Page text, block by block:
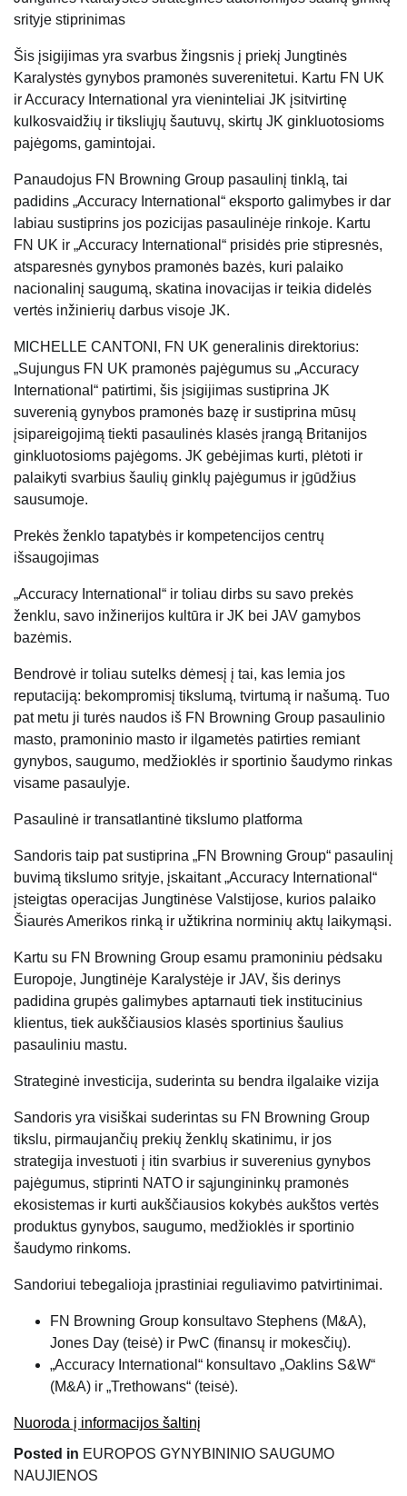
srityje stiprinimas
Šis įsigijimas yra svarbus žingsnis į priekį Jungtinės
Karalystės gynybos pramonės suverenitetui. Kartu FN UK
ir Accuracy International yra vieninteliai JK įsitvirtinę
kulkosvaidžių ir tiksliųjų šautuvų, skirtų JK ginkluotosioms
pajėgoms, gamintojai.
Panaudojus FN Browning Group pasaulinį tinklą, tai
padidins „Accuracy International“ eksporto galimybes ir dar
labiau sustiprins jos pozicijas pasaulinėje rinkoje. Kartu
FN UK ir „Accuracy International“ prisidės prie stipresnės,
atsparesnės gynybos pramonės bazės, kuri palaiko
nacionalinį saugumą, skatina inovacijas ir teikia didelės
vertės inžinierių darbus visoje JK.
MICHELLE CANTONI, FN UK generalinis direktorius:
„Sujungus FN UK pramonės pajėgumus su „Accuracy
International“ patirtimi, šis įsigijimas sustiprina JK
suverenią gynybos pramonės bazę ir sustiprina mūsų
įsipareigojimą tiekti pasaulinės klasės įrangą Britanijos
ginkluotosioms pajėgoms. JK gebėjimas kurti, plėtoti ir
palaikyti svarbius šaulių ginklų pajėgumus ir įgūdžius
sausumoje.
Prekės ženklo tapatybės ir kompetencijos centrų
išsaugojimas
„Accuracy International“ ir toliau dirbs su savo prekės
ženklu, savo inžinerijos kultūra ir JK bei JAV gamybos
bazėmis.
Bendrovė ir toliau sutelks dėmesį į tai, kas lemia jos
reputaciją: bekompromisį tikslumą, tvirtumą ir našumą. Tuo
pat metu ji turės naudos iš FN Browning Group pasaulinio
masto, pramoninio masto ir ilgametės patirties remiant
gynybos, saugumo, medžioklės ir sportinio šaudymo rinkas
visame pasaulyje.
Pasaulinė ir transatlantinė tikslumo platforma
Sandoris taip pat sustiprina „FN Browning Group“ pasaulinį
buvimą tikslumo srityje, įskaitant „Accuracy International“
įsteigtas operacijas Jungtinėse Valstijose, kurios palaiko
Šiaurės Amerikos rinką ir užtikrina norminių aktų laikymąsi.
Kartu su FN Browning Group esamu pramoniniu pėdsaku
Europoje, Jungtinėje Karalystėje ir JAV, šis derinys
padidina grupės galimybes aptarnauti tiek institucinius
klientus, tiek aukščiausios klasės sportinius šaulius
pasauliniu mastu.
Strateginė investicija, suderinta su bendra ilgalaike vizija
Sandoris yra visiškai suderintas su FN Browning Group
tikslu, pirmaujančių prekių ženklų skatinimu, ir jos
strategija investuoti į itin svarbius ir suverenius gynybos
pajėgumus, stiprinti NATO ir sąjungininkų pramonės
ekosistemas ir kurti aukščiausios kokybės aukštos vertės
produktus gynybos, saugumo, medžioklės ir sportinio
šaudymo rinkoms.
Sandoriui tebegalioja įprastiniai reguliavimo patvirtinimai.
FN Browning Group konsultavo Stephens (M&A),
Jones Day (teisė) ir PwC (finansų ir mokesčių).
„Accuracy International“ konsultavo „Oaklins S&W“
(M&A) ir „Trethowans“ (teisė).
Nuoroda į informacijos šaltinį
Posted in EUROPOS GYNYBININIO SAUGUMO
NAUJIENOS